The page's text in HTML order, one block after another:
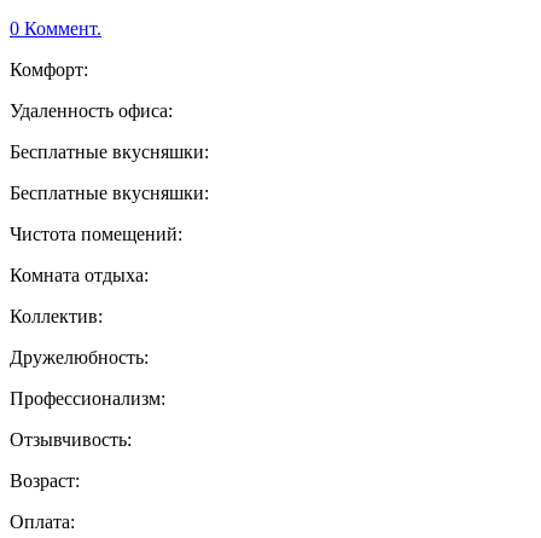
0 Коммент.
Комфорт:
Удаленность офиса:
Бесплатные вкусняшки:
Бесплатные вкусняшки:
Чистота помещений:
Комната отдыха:
Коллектив:
Дружелюбность:
Профессионализм:
Отзывчивость:
Возраст:
Оплата: